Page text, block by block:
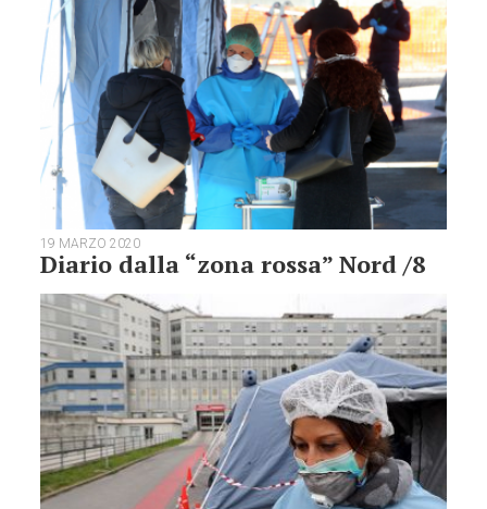
19 MARZO 2020
Diario dalla “zona rossa” Nord /8